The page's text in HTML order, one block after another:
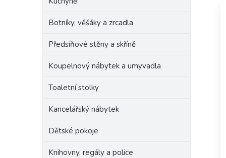
Botníky, věšáky a zrcadla
Předsíňové stěny a skříně
Koupelnový nábytek a umyvadla
Toaletní stolky
Kancelářský nábytek
Dětské pokoje
Knihovny, regály a police